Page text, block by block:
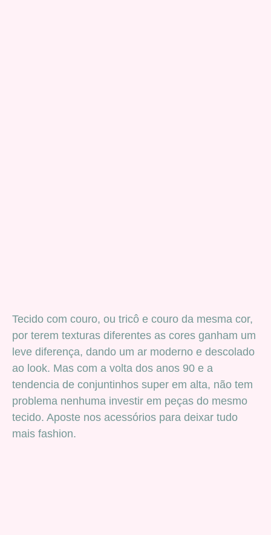
Tecido com couro, ou tricô e couro da mesma cor,
por terem texturas diferentes as cores ganham um
leve diferença, dando um ar moderno e descolado
ao look. Mas com a volta dos anos 90 e a
tendencia de conjuntinhos super em alta, não tem
problema nenhuma investir em peças do mesmo
tecido. Aposte nos acessórios para deixar tudo
mais fashion.